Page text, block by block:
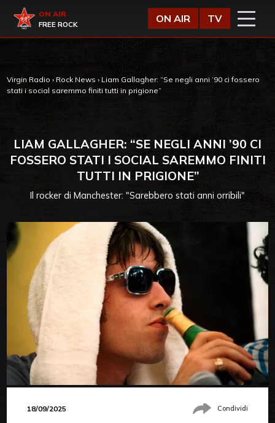
Virgin Radio
ON AIR
FREE ROCK
ON AIR TV
Virgin Radio › Rock News › Liam Gallagher: “Se negli anni ’90 ci fossero
stati i social saremmo finiti tutti in prigione”
LIAM GALLAGHER: “SE NEGLI ANNI ’90 CI
FOSSERO STATI I SOCIAL SAREMMO FINITI
TUTTI IN PRIGIONE”
Il rocker di Manchester: "Sarebbero stati anni orribili"
18/09/2025 Condividi